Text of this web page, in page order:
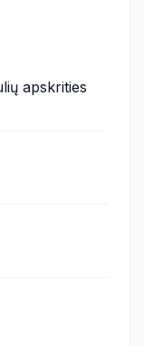
apskrities